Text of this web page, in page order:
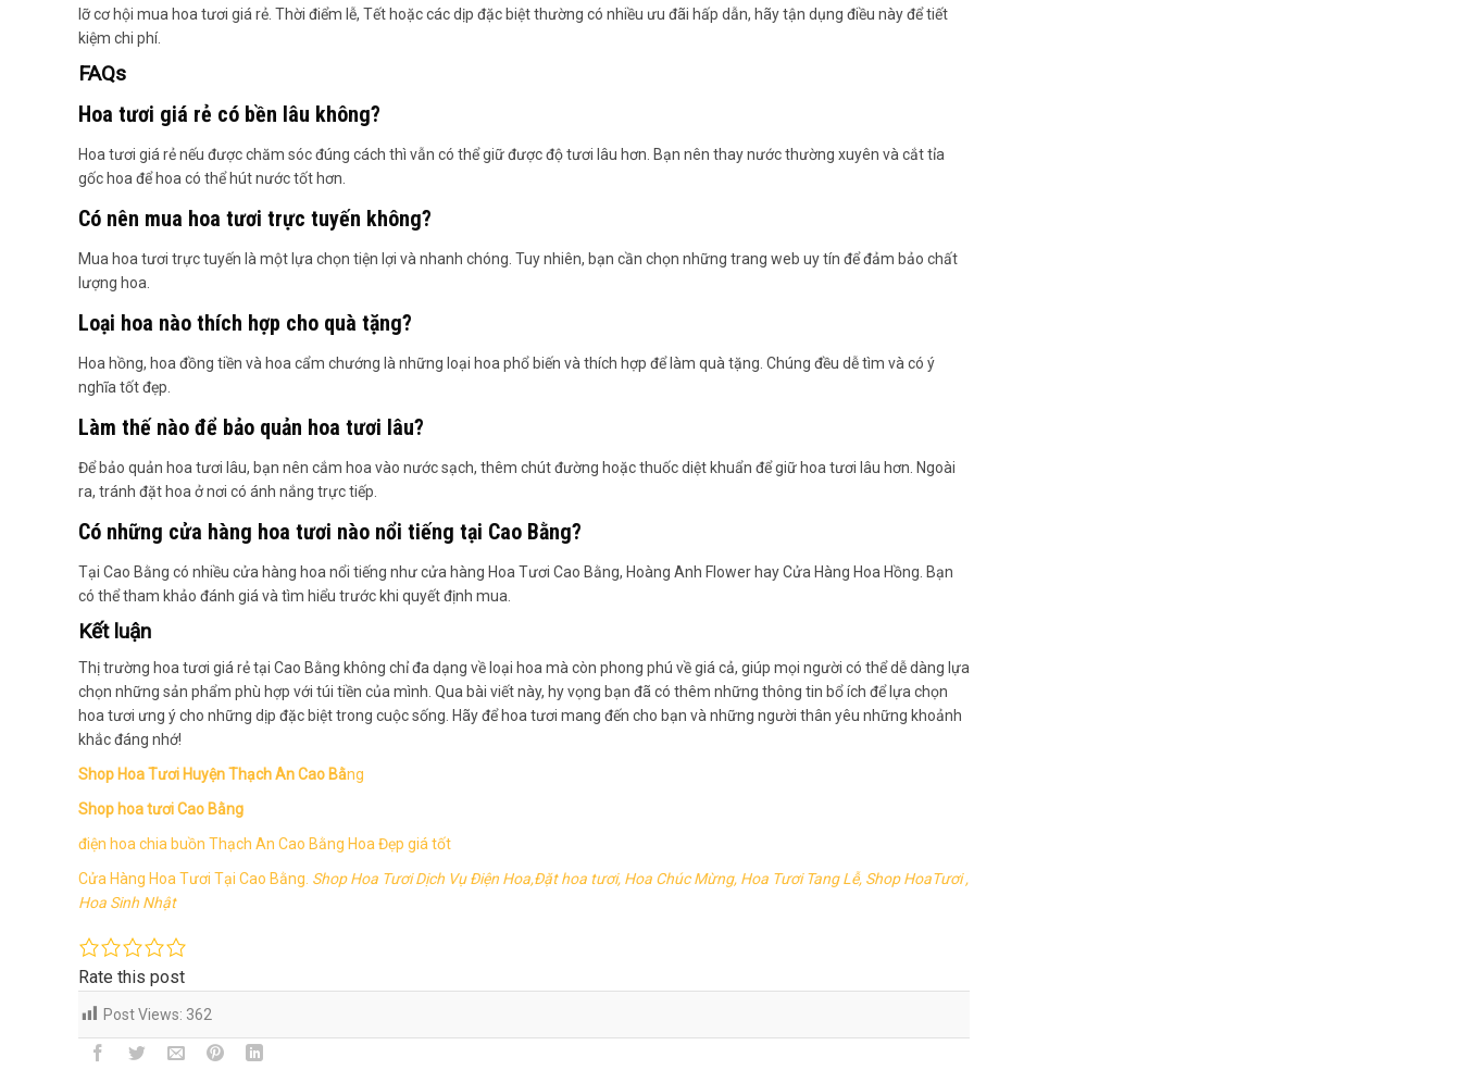
lỡ cơ hội mua hoa tươi giá rẻ. Thời điểm lễ, Tết hoặc các dịp đặc biệt thường có nhiều ưu đãi hấp dẫn, hãy tận dụng điều này để tiết
kiệm chi phí.
FAQs
Hoa tươi giá rẻ có bền lâu không?
Hoa tươi giá rẻ nếu được chăm sóc đúng cách thì vẫn có thể giữ được độ tươi lâu hơn. Bạn nên thay nước thường xuyên và cắt tỉa
gốc hoa để hoa có thể hút nước tốt hơn.
Có nên mua hoa tươi trực tuyến không?
Mua hoa tươi trực tuyến là một lựa chọn tiện lợi và nhanh chóng. Tuy nhiên, bạn cần chọn những trang web uy tín để đảm bảo chất
lượng hoa.
Loại hoa nào thích hợp cho quà tặng?
Hoa hồng, hoa đồng tiền và hoa cẩm chướng là những loại hoa phổ biến và thích hợp để làm quà tặng. Chúng đều dễ tìm và có ý
nghĩa tốt đẹp.
Làm thế nào để bảo quản hoa tươi lâu?
Để bảo quản hoa tươi lâu, bạn nên cắm hoa vào nước sạch, thêm chút đường hoặc thuốc diệt khuẩn để giữ hoa tươi lâu hơn. Ngoài
ra, tránh đặt hoa ở nơi có ánh nắng trực tiếp.
Có những cửa hàng hoa tươi nào nổi tiếng tại Cao Bằng?
Tại Cao Bằng có nhiều cửa hàng hoa nổi tiếng như cửa hàng Hoa Tươi Cao Bằng, Hoàng Anh Flower hay Cửa Hàng Hoa Hồng. Bạn
có thể tham khảo đánh giá và tìm hiểu trước khi quyết định mua.
Kết luận
Thị trường hoa tươi giá rẻ tại Cao Bằng không chỉ đa dạng về loại hoa mà còn phong phú về giá cả, giúp mọi người có thể dễ dàng lựa
chọn những sản phẩm phù hợp với túi tiền của mình. Qua bài viết này, hy vọng bạn đã có thêm những thông tin bổ ích để lựa chọn
hoa tươi ưng ý cho những dịp đặc biệt trong cuộc sống. Hãy để hoa tươi mang đến cho bạn và những người thân yêu những khoảnh
khắc đáng nhớ!
Shop Hoa Tươi Huyện Thạch An Cao Bằng
Shop hoa tươi Cao Bằng
điện hoa chia buồn Thạch An Cao Bằng Hoa Đẹp giá tốt
Cửa Hàng Hoa Tươi Tại Cao Bằng. Shop Hoa Tươi Dịch Vụ Điện Hoa,Đặt hoa tươi, Hoa Chúc Mừng, Hoa Tươi Tang Lễ, Shop HoaTươi ,
Hoa Sinh Nhật
Rate this post
Post Views: 362